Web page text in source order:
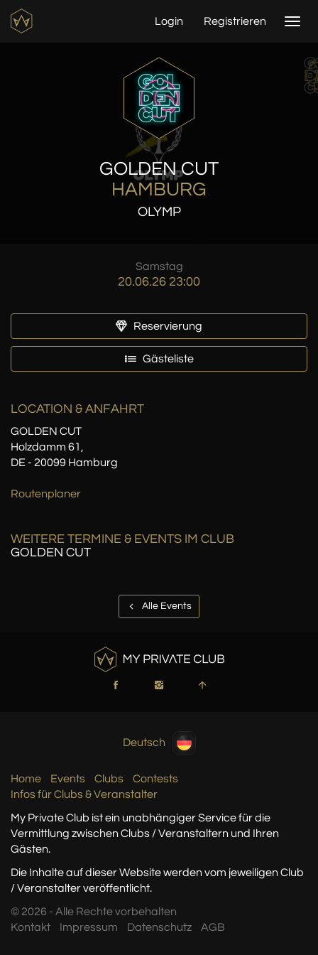
Login Registrieren
GOLDEN CUT
HAMBURG
OLYMP
Samstag
20.06.26 23:00
Reservierung
Gästeliste
LOCATION & ANFAHRT
GOLDEN CUT
Holzdamm 61,
DE - 20099 Hamburg
Routenplaner
WEITERE TERMINE & EVENTS IM CLUB
GOLDEN CUT
Alle Events
Deutsch
Home Events Clubs
Contests
Infos für Clubs & Veranstalter
My Private Club ist ein unabhängiger Servicefür die
Vermittlung zwischen Clubs / Veranstaltern und Ihren
Gästen.
Die Inhalte auf dieser Website werden vom jeweiligen Club
/ Veranstalter veröffentlicht.
© 2026 - Alle Rechte vorbehalten
Kontakt
Impressum Datenschutz AGB